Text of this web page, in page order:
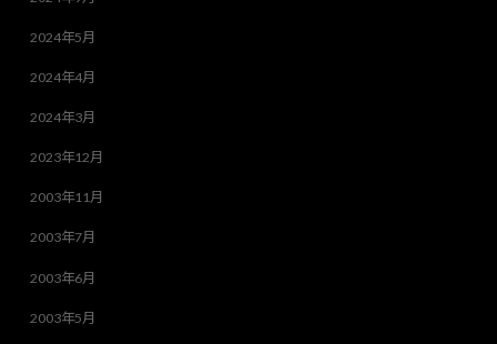
2024年5月
2024年4月
2024年3月
2023年12月
2003年11月
2003年7月
2003年6月
2003年5月